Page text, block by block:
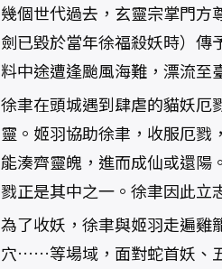
幾個世代過去，玄靈宗掌門方
劍已毀於當年徐福殺妖時）傳
料中途遭逢颱風海難，漂流至
徐聿在頭城遇到肆虐的貓妖厄
靈。姬羽協助徐聿，收服厄戮
能湊齊靈魄，進而成仙或還陽
戮正是其中之一。徐聿因此立
為了收妖，徐聿與姬羽走遍
穴……等場域，面對蛇首妖、